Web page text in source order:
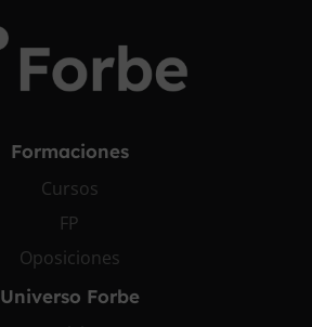
Formaciones
Cursos
FP
Oposiciones
Universo Forbe